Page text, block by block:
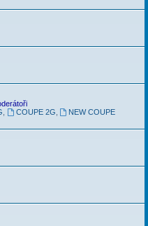
COUPE 2G
NEW COUPE